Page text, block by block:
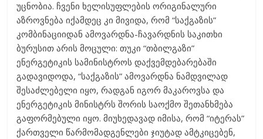
უცნობია. ჩვენი ხელისუფლების ორიგინალური
აზროვნება იქამდეც კი მივიდა, რომ “საქგაზის”
კომბინაციიდან ამოვარდნა-ჩავარდნის საკითხი
ბურუსით არის მოცული: თუკი “თბილგაზი”
ენერგეტიკის სამინისტროს დაქვემდებარებაში
გადავიდოდა, “საქგაზის” ამოვარდნა ნამდვილად
შესაძლებელი იყო, რადგან იგორ მაკაროვსა და
ენერგეტიკის მინისტრს შორის საოქმო შეთანხმება
გაფორმებული იყო. მიუხედავად იმისა, რომ “იტერას”
ქართველი წარმომადგენლები ჯიუტად ამტკიცებენ,